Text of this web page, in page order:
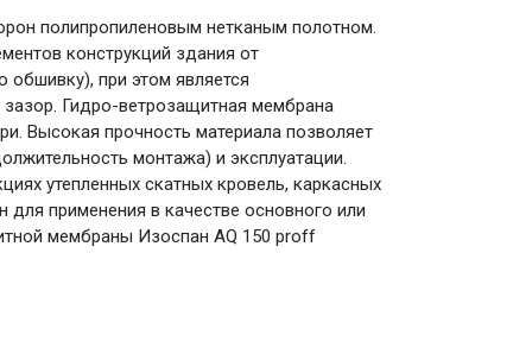
полипропиленовым нетканым полотном.
конструкций здания от
при этом является
зазор. Гидро-ветрозащитная мембрана
Высокая прочность материала позволяет
монтажа) и эксплуатации.
утепленных скатных кровель, каркасных
применения в качестве основного или
мембраны Изоспан AQ 150 proff